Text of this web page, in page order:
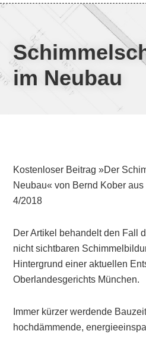
im Neubau
Kostenloser Beitrag »Der
Neubau« von Bernd Kober
4/2018
Der Artikel behandelt den Fall
nicht sichtbaren
Hintergrund einer aktuellen
Oberlandesgerichts München.
Immer kürzer werdende
hochdämmende,